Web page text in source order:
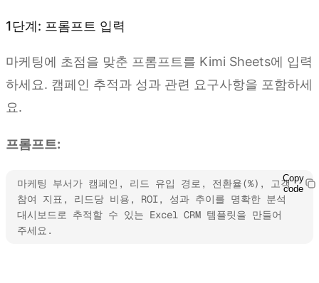
1단계: 프롬프트 입력
마케팅에 초점을 맞춘 프롬프트를 Kimi Sheets에 입력
하세요. 캠페인 추적과 성과 관련 요구사항을 포함하세
요.
프롬프트:
마케팅 부서가 캠페인, 리드 유입 경로, 전환율(%), 고객
참여 지표, 리드당 비용, ROI, 성과 추이를 명확한 분석
대시보드로 추적할 수 있는 Excel CRM 템플릿을 만들어
주세요.
Copy
code